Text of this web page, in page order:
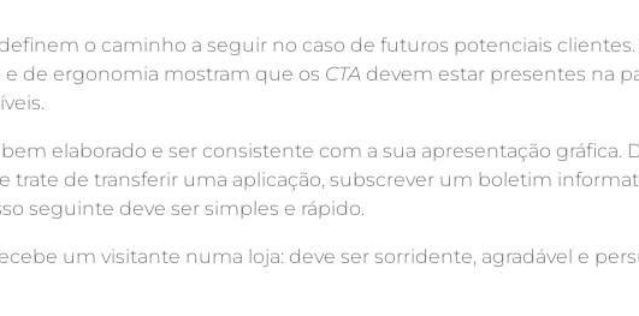
o caminho a seguir no caso de futuros potenciais
de ergonomia mostram que os CTA devem estar presentes na
elaborado e ser consistente com a sua apresentação gráfica.
trate de transferir uma aplicação, subscrever um boletim
seguinte deve ser simples e rápido.
um visitante numa loja: deve ser sorridente, agradável e